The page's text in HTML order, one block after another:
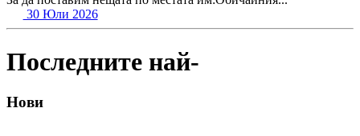
30 Юли 2026
Последните най-
Нови